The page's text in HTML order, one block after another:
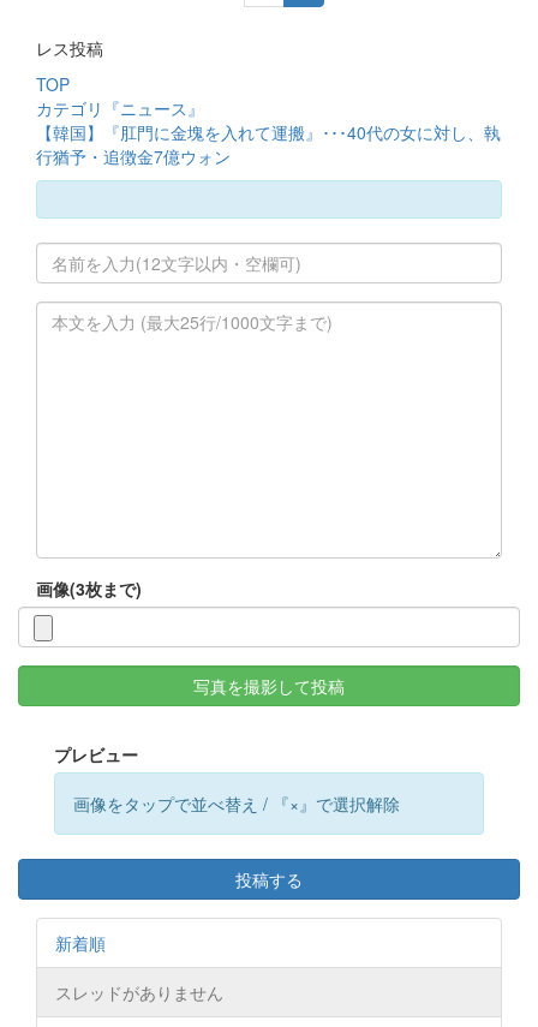
レス投稿
TOP
カテゴリ『ニュース』
【韓国】『肛門に金塊を入れて運搬』･･･40代の女に対し、執
行猶予・追徴金7億ウォン
画像(3枚まで)
写真を撮影して投稿
プレビュー
画像をタップで並べ替え / 『×』で選択解除
投稿する
新着順
スレッドがありません